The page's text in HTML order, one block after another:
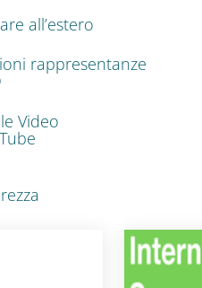
all’estero
rappresentanze
Video